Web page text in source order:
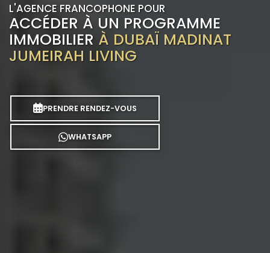
L'AGENCE FRANCOPHONE POUR
ACCÉDER À UN PROGRAMME
IMMOBILIER À DUBAÏ MADINAT
JUMEIRAH LIVING
PRENDRE RENDEZ-VOUS
WHATSAPP